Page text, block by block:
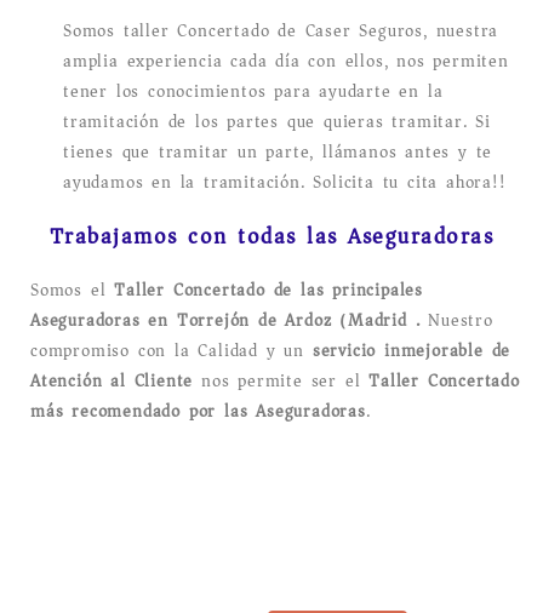
Somos taller Concertado de Caser Seguros, nuestra
amplia experiencia cada día con ellos, nos permiten
tener los conocimientos para ayudarte en la
tramitación de los partes que quieras tramitar. Si
tienes que tramitar un parte, llámanos antes y te
ayudamos en la tramitación. Solicita tu cita ahora!!
Trabajamos con todas las Aseguradoras
Somos elTaller Concertado de las principales
Aseguradoras en Torrejón de Ardoz (Madrid).Nuestro
compromiso con la Calidad y un servicio inmejorable de
Atención al Clientenos permite ser elTaller Concertado
más recomendado por las Aseguradoras.